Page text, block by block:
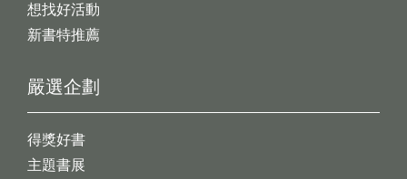
想找好活動
新書特推薦
嚴選企劃
得獎好書
主題書展